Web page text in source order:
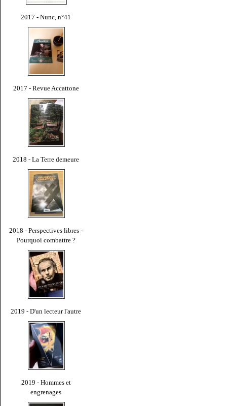
2017 - Nunc, n°41
2017 - Revue Accattone
2018 - La Terre demeure
2018 - Perspectives libres -
Pourquoi combattre ?
2019 - D'un lecteur l'autre
2019 - Hommes et
engrenages